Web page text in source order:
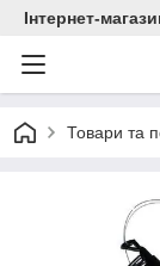
Інтернет-
Товари та